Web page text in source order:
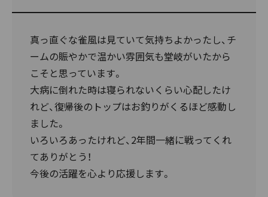
真っ直ぐな雀風は見ていて気持ちよかったし、チ
ームの賑やかで温かい雰囲気も堂岐がいたから
こそと思っています。
大病に倒れた時は寝られないくらい心配したけ
れど、復帰後のトップはお釣りがくるほど感動し
ました。
いろいろあったけれど、2年間一緒に戦ってくれ
てありがとう！
今後の活躍を心より応援します。